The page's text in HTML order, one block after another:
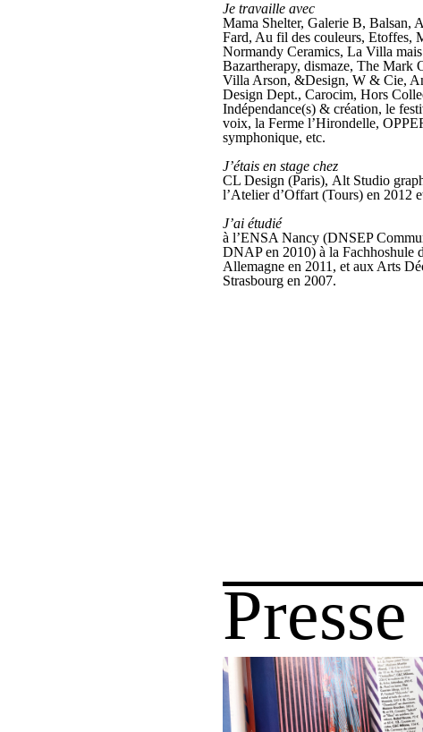
Je travaille avec
Mama Shelter, Galerie B, Balsan,
Fard, Au fil des couleurs, Etoffes,
Normandy Ceramics, La Villa
Bazartherapy, dismaze, The Mark
Villa Arson, &Design, W & Cie,
Design Dept., Carocim, Hors
Indépendance(s) & création, le
voix, la Ferme l’Hirondelle,
symphonique, etc.
J’étais en stage chez
CL Design (Paris), Alt Studio
l’Atelier d’Offart (Tours) en 2012
J’ai étudié
à l’ENSA Nancy (DNSEP
DNAP en 2010) à la Fachhoshule
Allemagne en 2011, et aux Arts
Strasbourg en 2007.
Presse